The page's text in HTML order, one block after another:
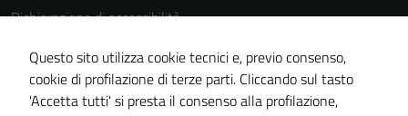
Dichiarazione di accessibilità
Dichiarazione di accessibilità Servizi
Whistleblowing
Piano di miglioramento del sito
Questo sito utilizza cookie tecnici e, previo consenso,
cookie di profilazione di terze parti. Cliccando sul tasto
'Accetta tutti' si presta il consenso alla profilazione,